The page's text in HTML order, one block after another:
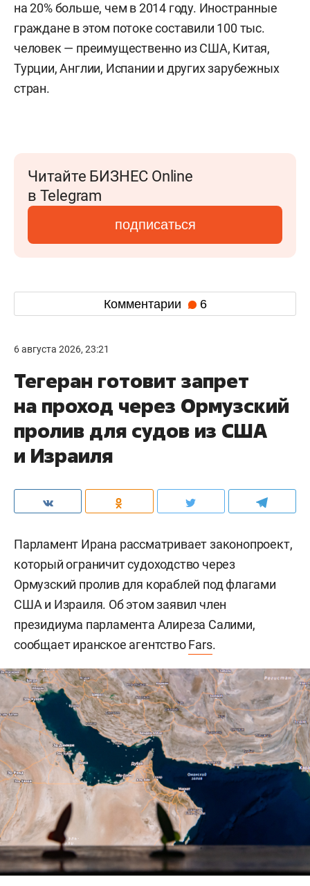
на 20% больше, чем в 2014 году. Иностранные
граждане в этом потоке составили 100 тыс.
человек — преимущественно из США, Китая,
Турции, Англии, Испании и других зарубежных
стран.
Читайте БИЗНЕС Online
в Telegram
подписаться
Комментарии 6
6 августа 2026, 23:21
Тегеран готовит запрет
на проход через Ормузский
пролив для судов из США
и Израиля
Парламент Ирана рассматривает законопроект,
который ограничит судоходство через
Ормузский пролив для кораблей под флагами
США и Израиля. Об этом заявил член
президиума парламента Алиреза Салими,
сообщает иранское агентствоFars.